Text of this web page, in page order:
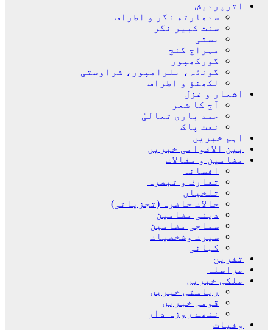
اترپردیش
سدھارتھ نگر و اطراف
سنت کبیر نگر
بستی
مہراج گنج
گورکھپور
گونڈہ، بلرامپور، شراوستی
لکھنؤ و اطراف
اشعار و غزل
آج کا شعر
حمد باری تعالیٰ
نعت پاک
اہم خبریں
بین الاقوامی خبریں
مضامین و مقالات
افسانہ
تعارف و تبصرہ
تلخیاں
حالات حاضرہ (تجزیاتی)
دینی مضامین
سماجی مضامین
سیرت وشخصیات
کہانی
تفریح
مراسلہ
ملکی خبریں
ریاستی خبریں
قومی خبریں
ننھے روزہ دار
وفیات